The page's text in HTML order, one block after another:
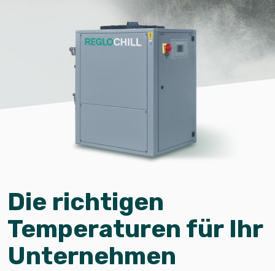
Die richtigen
Temperaturen für Ihr
Unternehmen